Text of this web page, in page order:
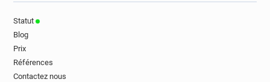
Statut
Blog
Prix
Références
Contactez nous